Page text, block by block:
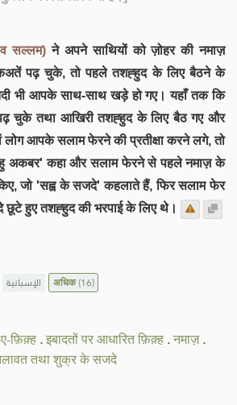
सल्लम) ने अपने साथियों को ज़ोहर की नमाज़
पढ़ चुके, तो पहले तशह्हुद के लिए बैठने के
भी आपके साथ-साथ खड़े हो गए। यहाँ तक कि
चुके तथा आखिरी तशह्हुद के लिए बैठ गए और
लोग आपके सलाम फेरने की प्रतीक्षा करने लगे, तो
अकबर' कहा और सलाम फेरने से पहले नमाज़ के
जो 'सह्व के सजदे' कहलाते हैं, फिर सलाम फेर
हुए तशह्हुद की भरपाई के लिए थे।
الإسبانية अधिक(16)
फ़िक़्ह.इबादतों पर आधारित फ़िक़्ह.नमाज़.
तथा शुक्र के सजदे